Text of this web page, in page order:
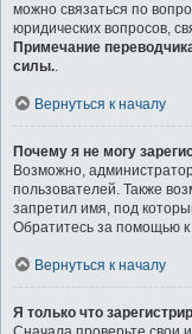
можно связаться по
юридических вопросов,
Примечание
силы..
Вернуться к началу
Почему я не могу
Возможно,
пользователей. Также
запретил имя, под
Обратитесь за помощью
Вернуться к началу
Я только что